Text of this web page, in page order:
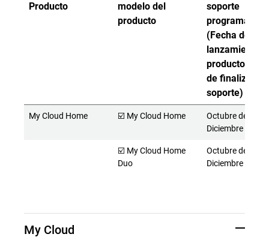
Producto
modelo del
producto
soporte
programado
(Fecha de
lanzamiento
producto -
de
soporte)
My Cloud Home ☑️ My Cloud Home
Octubre de
Diciembre de
☑️ My Cloud Home
Duo
Octubre de
Diciembre de
My Cloud